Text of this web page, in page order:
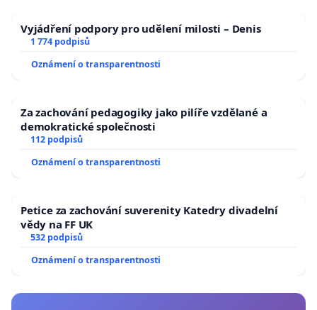
Vyjádření podpory pro udělení milosti – Denis
1 774 podpisů
Oznámení o transparentnosti
Za zachování pedagogiky jako pilíře vzdělané a
demokratické společnosti
112 podpisů
Oznámení o transparentnosti
Petice za zachování suverenity Katedry divadelní
vědy na FF UK
532 podpisů
Oznámení o transparentnosti